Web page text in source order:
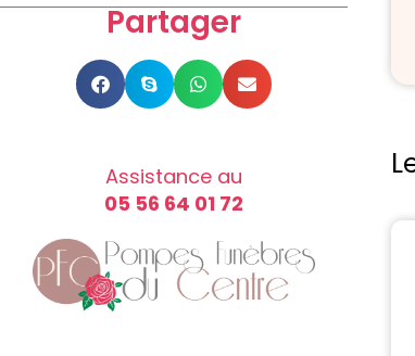
Partager
Assistance au
05 56 64 01 72